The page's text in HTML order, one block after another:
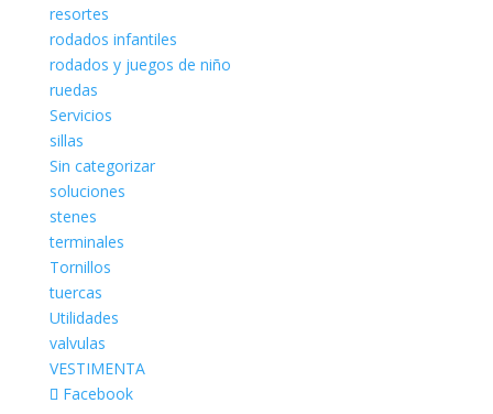
resortes
rodados infantiles
rodados y juegos de niño
ruedas
Servicios
sillas
Sin categorizar
soluciones
stenes
terminales
Tornillos
tuercas
Utilidades
valvulas
VESTIMENTA
Facebook